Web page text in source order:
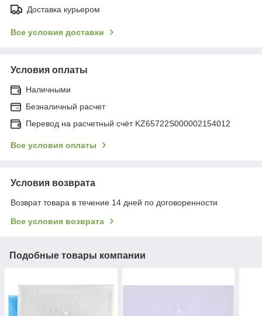
Доставка курьером
Все условия доставки
Условия оплаты
Наличными
Безналичный расчет
Перевод на расчетный счёт KZ65722S000002154012
Все условия оплаты
Условия возврата
Возврат товара в течение 14 дней по договоренности
Все условия возврата
Подобные товары компании